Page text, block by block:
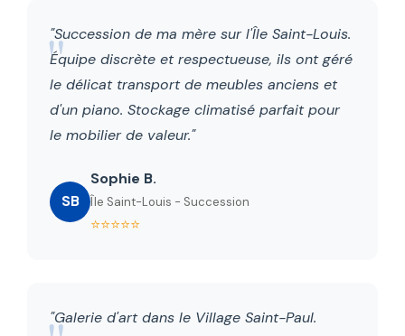
"Succession de ma mère sur l'Île Saint-Louis.
Équipe discrète et respectueuse, ils ont géré
le délicat transport de meubles anciens et
d'un piano. Stockage climatisé parfait pour
le mobilier de valeur."
SB
Sophie B.
Île Saint-Louis - Succession
⭐⭐⭐⭐⭐
"Galerie d'art dans le Village Saint-Paul.